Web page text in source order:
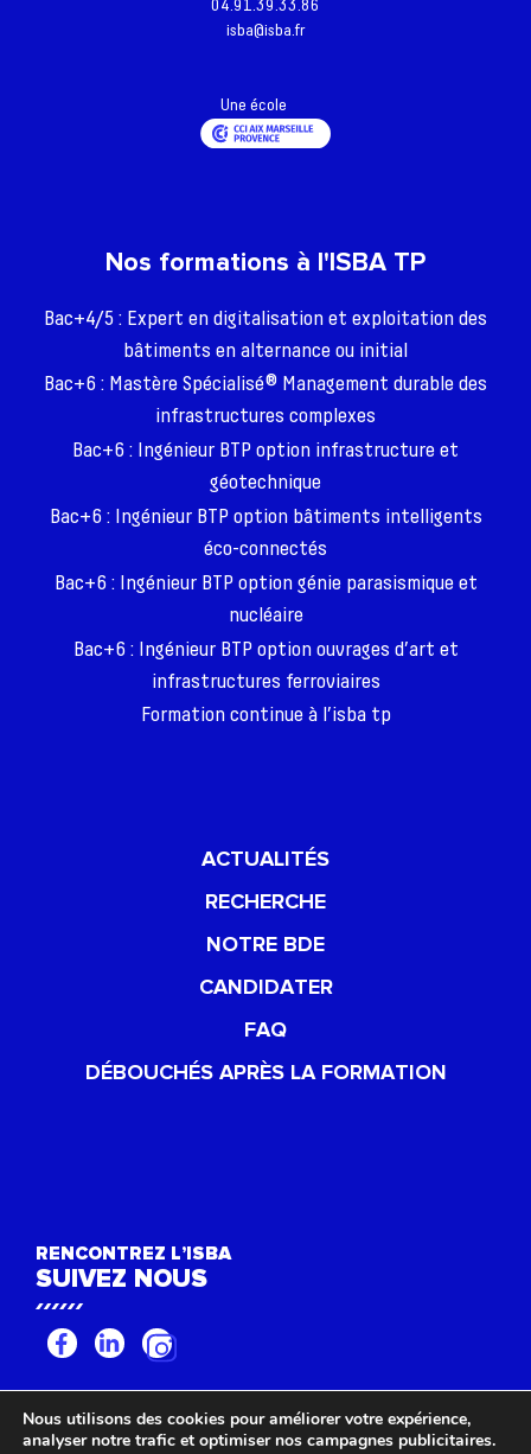
04.91.39.33.86
isba@isba.fr
Une école
Nos formations à l'ISBA TP
Bac+4/5 : Expert en digitalisation et exploitation des
bâtiments en alternance ou initial
Bac+6 : Mastère Spécialisé® Management durable des
infrastructures complexes
Bac+6 : Ingénieur BTP option infrastructure et
géotechnique
Bac+6 : Ingénieur BTP option bâtiments intelligents
éco-connectés
Bac+6 : Ingénieur BTP option génie parasismique et
nucléaire
Bac+6 : Ingénieur BTP option ouvrages d’art et
infrastructures ferroviaires
Formation continue à l’isba tp
ACTUALITÉS
RECHERCHE
NOTRE BDE
CANDIDATER
FAQ
DÉBOUCHÉS APRÈS LA FORMATION
RENCONTREZ L’ISBA
SUIVEZ NOUS
©ISBA TP 2022 - Mentions légales-Politique de confidentialité-Déclaration
d'accessibilité (non conforme)
Nous utilisons des cookies pour améliorer votre expérience,
analyser notre trafic et optimiser nos campagnes publicitaires.